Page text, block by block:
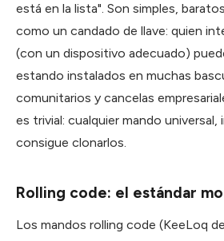
está en la lista". Son simples,
como un candado de llave: quien
(con un dispositivo adecuado)
estando instalados en muchas
comunitarios y cancelas
es trivial: cualquier mando universal,
consigue clonarlos.
Rolling code: el estándar
Los mandos rolling code (KeeLoq